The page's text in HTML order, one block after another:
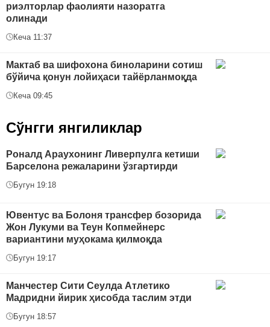
риэлторлар фаолияти назоратга
олинади
Кеча 11:37
Мактаб ва шифохона биноларини сотиш
бўйича қонун лойиҳаси тайёрланмоқда
Кеча 09:45
Сўнгги янгиликлар
Роналд Араухонинг Ливерпулга кетиши
Барселона режаларини ўзгартирди
Бугун 19:18
Ювентус ва Болоня трансфер бозорида
Жон Лукуми ва Теун Копмейнерс
вариантини муҳокама қилмоқда
Бугун 19:17
Манчестер Сити Сеулда Атлетико
Мадридни йирик ҳисобда таслим этди
Бугун 18:57